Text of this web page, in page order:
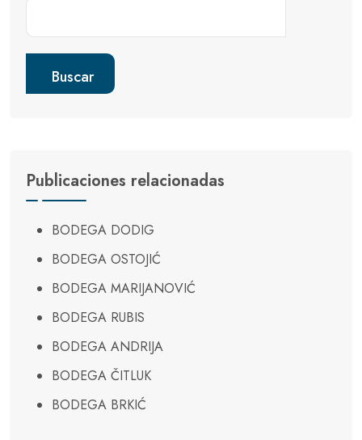
Buscar
Publicaciones relacionadas
BODEGA DODIG
BODEGA OSTOJIĆ
BODEGA MARIJANOVIĆ
BODEGA RUBIS
BODEGA ANDRIJA
BODEGA ČITLUK
BODEGA BRKIĆ